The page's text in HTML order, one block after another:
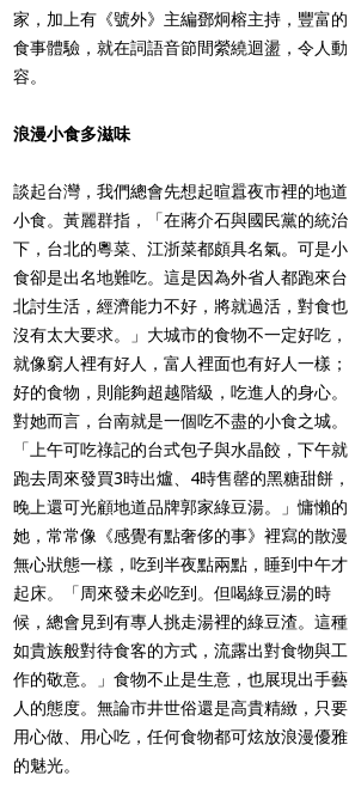
家，加上有《號外》主編鄧炯榕主持，豐富的
食事體驗，就在詞語音節間縈繞迴盪，令人動
容。
浪漫小食多滋味
談起台灣，我們總會先想起暄囂夜市裡的地道
小食。黃麗群指，「在蔣介石與國民黨的統治
下，台北的粵菜、江浙菜都頗具名氣。可是小
食卻是出名地難吃。這是因為外省人都跑來台
北討生活，經濟能力不好，將就過活，對食也
沒有太大要求。」大城市的食物不一定好吃，
就像窮人裡有好人，富人裡面也有好人一樣；
好的食物，則能夠超越階級，吃進人的身心。
對她而言，台南就是一個吃不盡的小食之城。
「上午可吃祿記的台式包子與水晶餃，下午就
跑去周來發買3時出爐、4時售罄的黑糖甜餅，
晚上還可光顧地道品牌郭家綠豆湯。」慵懶的
她，常常像《感覺有點奢侈的事》裡寫的散漫
無心狀態一樣，吃到半夜點兩點，睡到中午才
起床。「周來發未必吃到。但喝綠豆湯的時
候，總會見到有專人挑走湯裡的綠豆渣。這種
如貴族般對待食客的方式，流露出對食物與工
作的敬意。」食物不止是生意，也展現出手藝
人的態度。無論市井世俗還是高貴精緻，只要
用心做、用心吃，任何食物都可炫放浪漫優雅
的魅光。